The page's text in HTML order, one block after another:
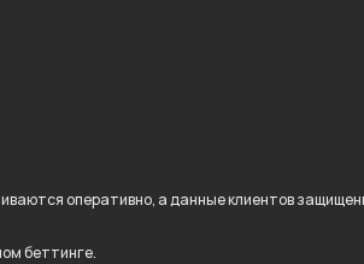
оперативно, а данные клиентов
беттинге.